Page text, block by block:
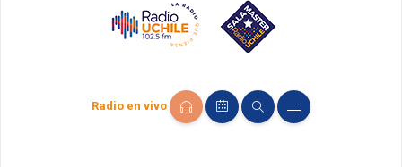
Radio en vivo